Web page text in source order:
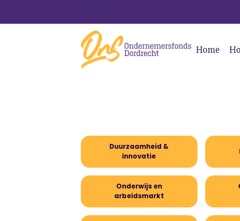
Home
Duurzaamheid &
innovatie
Onderwijs en
arbeidsmarkt